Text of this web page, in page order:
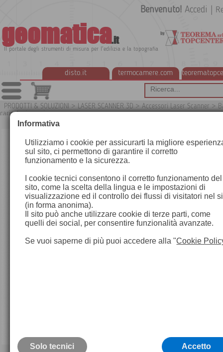
geomatica.it
Il portale degli strumenti di misura per l'edilizia e la topografia
disto.it termocamere.com
Benvenuto! Accedi
PRODOTTI & SOLUZIONI > LASER SCANNER 3D > Accessori Laser Scanner >
caricatori e cavi
Informativa
Utilizziamo i cookie per assicurarti la migliore
sul sito, ci permettono di garantire il corretto
funzionamento e la sicurezza.
I cookie tecnici consentono il corretto funzionamento del
sito, come la scelta della lingua e le impostazioni di
visualizzazione ed il controllo dei flussi di visitatori nel
(in forma anonima).
Il sito può anche utilizzare cookie di terze parti, come
quelli dei social, per consentire funzionalità avanzate.
Se vuoi saperne di più puoi accedere alla "Cookie
Solo tecnici Accetto